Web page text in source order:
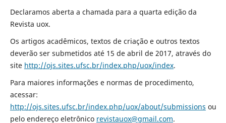
Declaramos aberta a chamada para a quarta edição da
Revista uox.
Os artigos acadêmicos, textos de criação e outros textos
deverão ser submetidos até 15 de abril de 2017, através do
site http://ojs.sites.ufsc.br/index.php/uox/index.
Para maiores informações e normas de procedimento,
acessar:
http://ojs.sites.ufsc.br/index.php/uox/about/submissions ou
pelo endereço eletrônico revistauox@gmail.com.